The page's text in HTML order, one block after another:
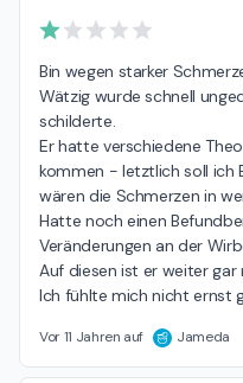
Bin wegen starker
Wätzig wurde schnell
schilderte.
Er hatte verschiedene
kommen - letztlich soll ich
wären die Schmerzen in
Hatte noch einen
Veränderungen an der
Auf diesen ist er weiter gar
Ich fühlte mich nicht ernst
Vor 11 Jahren auf Jameda